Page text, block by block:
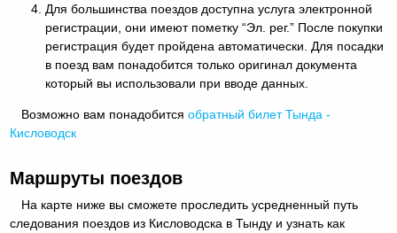
Для большинства поездов доступна услуга электронной
регистрации, они имеют пометку “Эл. рег.” После покупки
регистрация будет пройдена автоматически. Для посадки
в поезд вам понадобится только оригинал документа
который вы использовали при вводе данных.
Возможно вам понадобитсяобратный билет Тында -
Кисловодск
Маршруты поездов
На карте ниже вы сможете проследить усредненный путь
следования поездов из Кисловодска в Тынду и узнать как